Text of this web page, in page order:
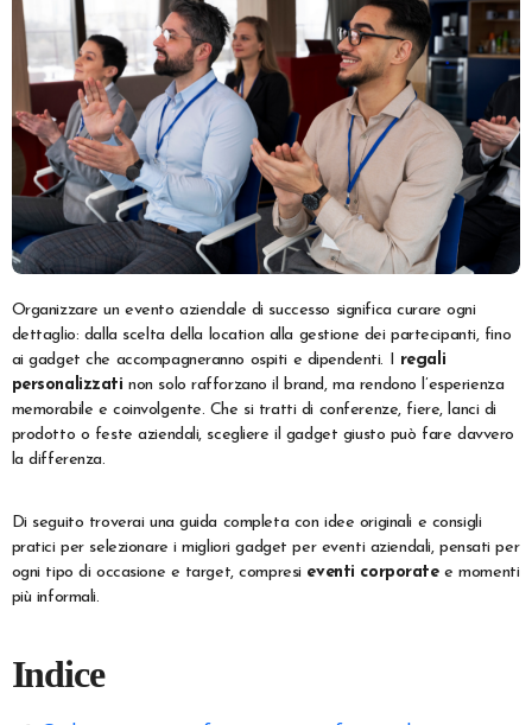
Organizzare un evento aziendale di successo significa curare ogni
dettaglio: dalla scelta della location alla gestione dei partecipanti, fino
ai gadget che accompagneranno ospiti e dipendenti. I regali
personalizzati non solo rafforzano il brand, ma rendono l’esperienza
memorabile e coinvolgente. Che si tratti di conferenze, fiere, lanci di
prodotto o feste aziendali, scegliere il gadget giusto può fare davvero
la differenza.
Di seguito troverai una guida completa con idee originali e consigli
pratici per selezionare i migliori gadget per eventi aziendali, pensati per
ogni tipo di occasione e target, compresi eventi corporatee momenti
più informali.
Indice